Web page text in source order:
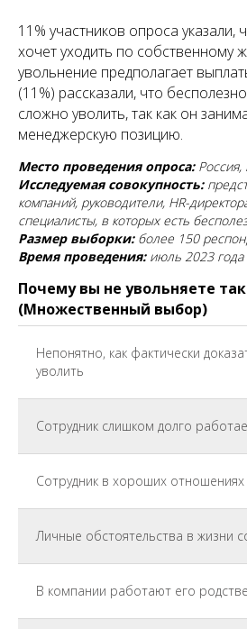
11% участников опроса указали,
хочет уходить по собственному
увольнение предполагает
(11%) рассказали, что
сложно уволить, так как он
менеджерскую позицию.
Место проведения опроса: Россия,
Исследуемая совокупность:
компаний, руководители, HR-
специалисты, в которых есть
Размер выборки: более 150
Время проведения: июль 2023 года
Почему вы не увольняете
(Множественный выбор)
Непонятно, как фактически
уволить
Сотрудник слишком долго
Сотрудник в хороших
Личные обстоятельства в жизни
В компании работают его